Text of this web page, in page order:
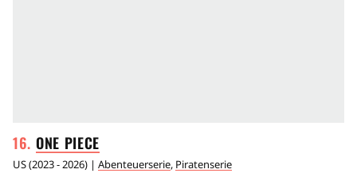
ONE PIECE
US(2023 - 2026) | Abenteuerserie, Piratenserie